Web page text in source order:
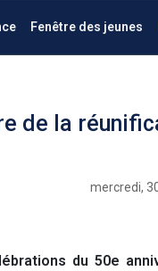
Fenêtre des jeunes
de la
mercredi,
du 50e